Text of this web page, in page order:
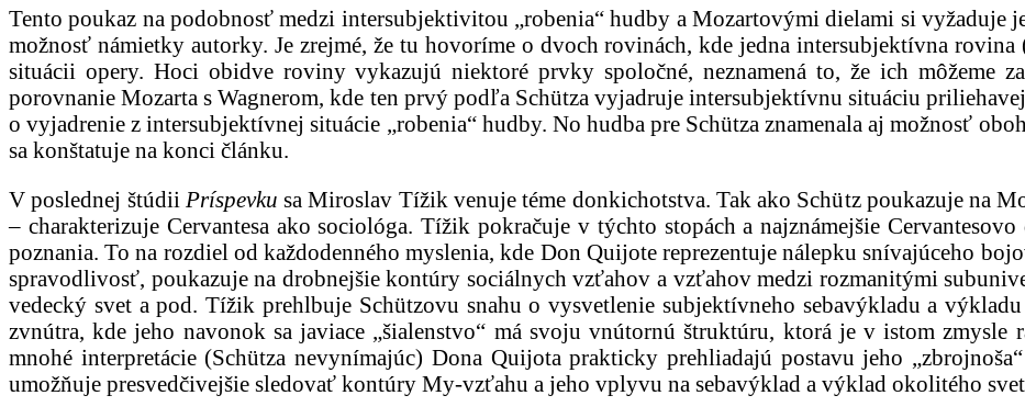
Tento poukaz na podobnosť medzi intersubjektivitou „robenia“ hudby a Mozartovými dielami si vyžaduje
možnosť námietky autorky. Je zrejmé, že tu hovoríme o dvoch rovinách, kde jedna intersubjektívna
situácii opery. Hoci obidve roviny vykazujú niektoré prvky spoločné, neznamená to, že ich môžeme
porovnanie Mozarta s Wagnerom, kde ten prvý podľa Schütza vyjadruje intersubjektívnu situáciu
o vyjadrenie z intersubjektívnej situácie „robenia“ hudby. No hudba pre Schütza znamenala aj možnosť
sa konštatuje na konci článku.
V poslednej štúdii Príspevku sa Miroslav Tížik venuje téme donkichotstva. Tak ako Schütz poukazuje na
– charakterizuje Cervantesa ako sociológa. Tížik pokračuje v týchto stopách a najznámejšie
poznania. To na rozdiel od každodenného myslenia, kde Don Quijote reprezentuje nálepku snívajúceho
spravodlivosť, poukazuje na drobnejšie kontúry sociálnych vzťahov a vzťahov medzi rozmanitými
vedecký svet a pod. Tížik prehlbuje Schützovu snahu o vysvetlenie subjektívneho sebavýkladu a
zvnútra, kde jeho navonok sa javiace „šialenstvo“ má svoju vnútornú štruktúru, ktorá je v istom
mnohé interpretácie (Schütza nevynímajúc) Dona Quijota prakticky prehliadajú postavu jeho
umožňuje presvedčivejšie sledovať kontúry My-vzťahu a jeho vplyvu na sebavýklad a výklad okolitého